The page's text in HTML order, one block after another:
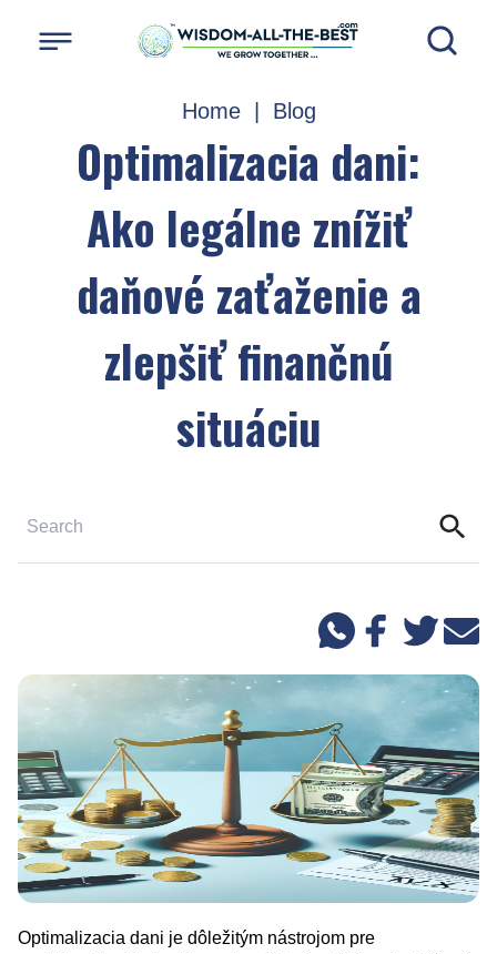
Home| Blog
Optimalizacia dani:
Ako legálne znížiť
daňové zaťaženie a
zlepšiť finančnú
situáciu
Optimalizacia dani je dôležitým nástrojom pre